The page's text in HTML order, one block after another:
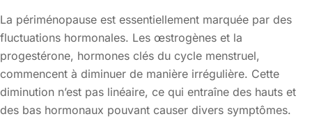
La périménopause est essentiellement marquée par des
fluctuations hormonales. Les œstrogènes et la
progestérone, hormones clés du cycle menstruel,
commencent à diminuer de manière irrégulière. Cette
diminution n’est pas linéaire, ce qui entraîne des hauts et
des bas hormonaux pouvant causer divers symptômes.